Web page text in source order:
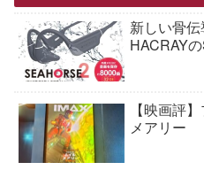
新しい骨
HACRAY
【映画評
メアリー